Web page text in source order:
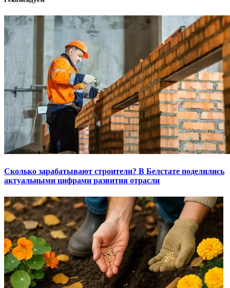
Сколько зарабатывают строители? В Белстате поделились
актуальными цифрами развития отрасли